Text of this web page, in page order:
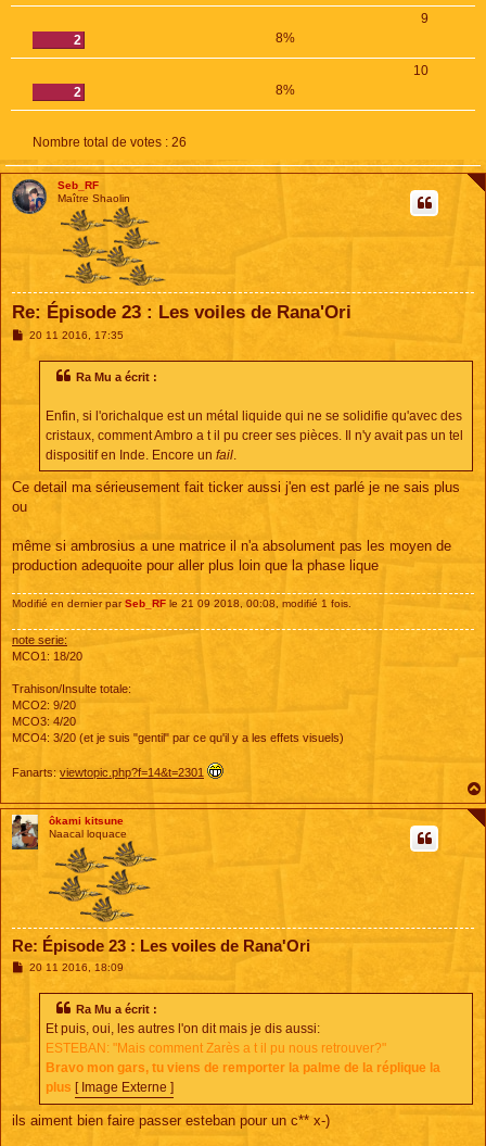
9
2
8%
10
2
8%
Nombre total de votes : 26
Seb_RF
Maître Shaolin
Re: Épisode 23 : Les voiles de Rana'Ori
M20 11 2016, 17:35
Ra Mu a écrit :
Enfin, si l'orichalque est un métal liquide qui ne se solidifie qu'avec des
cristaux, comment Ambro a t il pu creer ses pièces. Il n'y avait pas un tel
dispositif en Inde. Encore un fail.
Ce detail ma sérieusement fait ticker aussi j'en est parlé je ne sais plus
ou
même si ambrosius a une matrice il n'a absolument pas les moyen de
production adequoite pour aller plus loin que la phase lique
Modifié en dernier parSeb_RF le 21 09 2018, 00:08, modifié 1 fois.
note serie:
MCO1: 18/20
Trahison/Insulte totale:
MCO2: 9/20
MCO3: 4/20
MCO4: 3/20 (et je suis "gentil" par ce qu'il y a les effets visuels)
Fanarts: viewtopic.php?f=14&t=2301
ôkami kitsune
Naacal loquace
Re: Épisode 23 : Les voiles de Rana'Ori
M20 11 2016, 18:09
Ra Mu a écrit :
Et puis, oui, les autres l'on dit mais je dis aussi:
ESTEBAN: "Mais comment Zarès a t il pu nous retrouver?"
Bravo mon gars, tu viens de remporter la palme de la réplique la
plus [ Image Externe ]
ils aiment bien faire passer esteban pour un c** x-)